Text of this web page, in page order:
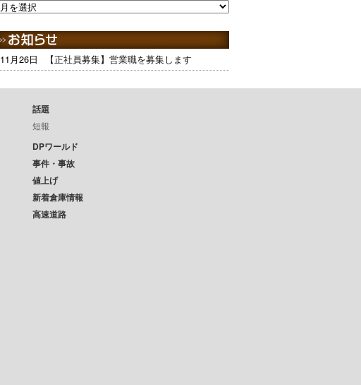
11月26日 【正社員募集】営業職を募集します
話題
短報
DPワールド
事件・事故
値上げ
新着倉庫情報
高速道路